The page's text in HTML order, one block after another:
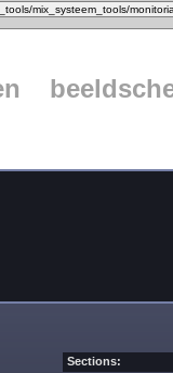
Sections: